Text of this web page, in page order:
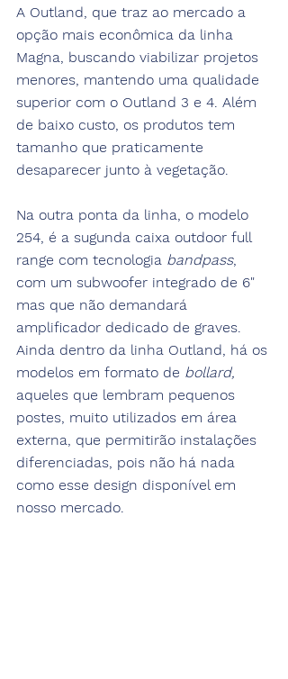
A Outland, que traz ao mercado a
opção mais econômica da linha
Magna, buscando viabilizar projetos
menores, mantendo uma qualidade
superior com o Outland 3 e 4. Além
de baixo custo, os produtos tem
tamanho que praticamente
desaparecer junto à vegetação.
Na outra ponta da linha, o modelo
254, é a sugunda caixa outdoor full
range com tecnologia bandpass,
com um subwoofer integrado de 6"
mas que não demandará
amplificador dedicado de graves.
Ainda dentro da linha Outland, há os
modelos em formato de bollard,
aqueles que lembram pequenos
postes, muito utilizados em área
externa, que permitirão instalações
diferenciadas, pois não há nada
como esse design disponível em
nosso mercado.